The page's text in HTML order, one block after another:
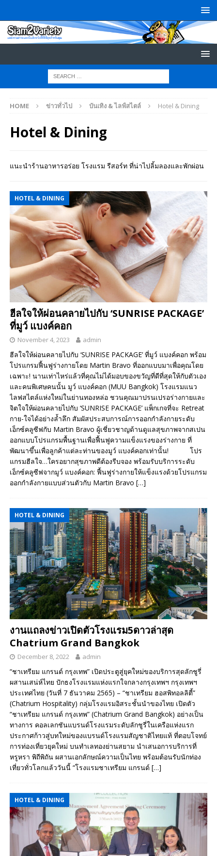
HOME ข่าวทั่วไป บันเทิง & ไลฟ์สไตล์ Hotel & Dining
Hotel & Dining
แนะนำร้านอาหารอร่อย โรงแรม รีสอร์ท ที่น่าไปลิ้มลองและพักผ่อน
HOTEL & DINING
ฮีลใจให้ผ่อนคลายไปกับ ‘SUNRISE PACKAGE’
ที่มูว์ แบงค์คอก
November 4, 2023 admin
ฮีลใจให้ผ่อนคลายไปกับ ‘SUNRISE PACKAGE’ ที่มูว์ แบงค์คอก พร้อม
โปรแกรมฟื้นฟูร่างกายโดย Martin Bravo ที่ออกแบบมาเพื่อคุณโดย
เฉพาะ! นานเท่าไหร่แล้วที่คุณไม่ได้มอบของขวัญที่ดีที่สุดให้กับตัวเอง
และคนพิเศษคนนั้น มูว์ แบงค์คอก (MUU Bangkok) โรงแรมแนว
ไลฟสไตล์แห่งใหม่ในย่านทองหล่อ ชวนคุณมาปรนเปรอร่างกายและ
จิตใจให้ผ่อนคลายไปกับ ‘SUNRISE PACKAGE’ แพ็กเกจที่จะ Retreat
กาย-ใจได้อย่างล้ำลึก สัมผัสประสบการณ์การออกกำลังกายระดับ
เอ็กซ์คลูซีฟกับ Martin Bravo ผู้เชี่ยวชาญด้านดูแลสุขภาพจากสเปน
ออกแบบโปรแกรมพื้นฐานเพื่อฟื้นฟูความแข็งแรงของร่างกาย ที่
พัฒนาขึ้นเพื่อลูกค้าแต่ละท่านของมูว์ แบงค์คอกเท่านั้น! โปร
แกรมฮีลใจ…ใครอยากสุขภาพดีต้องรีบจอง พร้อมรับบริการระดับ
เอ็กซ์คลูซีฟจากมูว์ แบงค์คอก: ฟื้นฟูร่างกายให้แข็งแรงด้วยโปรแกรม
ออกกำลังกายแบบส่วนตัวกับ Martin Bravo […]
HOTEL & DINING
งานแถลงข่าวเปิดตัวโรงแรม5ดาวล่าสุด
Chatrium Grand Bangkok
December 8, 2022 admin
“ชาเทรียม แกรนด์ กรุงเทพ” เปิดประตูสู่ยุคใหม่ของบริการสุดลักชูรี่
ผสานเสน่ห์ไทย ปักธงโรงแรมแห่งแรกใจกลางกรุงเทพฯ กรุงเทพฯ
ประเทศไทย (วันที่ 7 ธันวาคม 2565) – “ชาเทรียม ฮอสพิทอลลิตี้”
(Chatrium Hospitality) กลุ่มโรงแรมอิสระชั้นนำของไทย เปิดตัว
“ชาเทรียม แกรนด์ กรุงเทพ” (Chatrium Grand Bangkok) อย่างเป็น
ทางการ คอลเลกชันแบรนด์โรงแรมระดับลักชูรี่ในเครือแห่งแรก
ประกาศก้าวสู่บทใหม่ของแบรนด์โรงแรมสัญชาติไทยแท้ ที่ตอบโจทย์
การท่องเที่ยวยุคใหม่ บนทำเลทองย่านสยาม นำเสนอการบริการที่
หรูหรา พิถีพิถัน ผสานเอกลักษณ์ความเป็นไทย พร้อมต้อนรับนักท่อง
เที่ยวทั่วโลกแล้ววันนี้ “โรงแรมชาเทรียม แกรนด์ […]
HOTEL & DINING